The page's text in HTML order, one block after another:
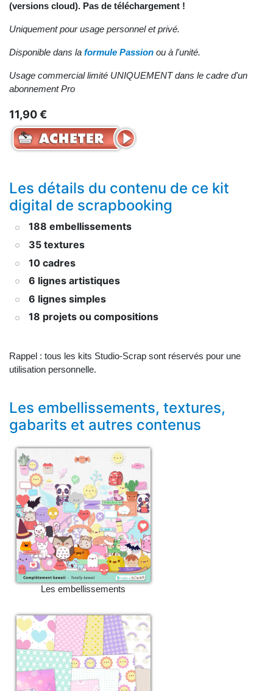
(versions cloud). Pas de téléchargement !
Uniquement pour usage personnel et privé.
Disponible dans la formule Passion ou à l'unité.
Usage commercial limité UNIQUEMENT dans le cadre d'un
abonnement Pro
11,90 €
Les détails du contenu de ce kit
digital de scrapbooking
188 embellissements
35 textures
10 cadres
6 lignes artistiques
6 lignes simples
18 projets ou compositions
Rappel : tous les kits Studio-Scrap sont réservés pour une
utilisation personnelle.
Les embellissements, textures,
gabarits et autres contenus
Les embellissements